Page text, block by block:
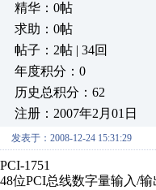
精华：0帖
求助：0帖
帖子：2帖 | 34回
年度积分：0
历史总积分：62
注册：2007年2月01日
发表于：2008-12-24 15:31:29
PCI-1751
48位PCI总线数字量输入/输